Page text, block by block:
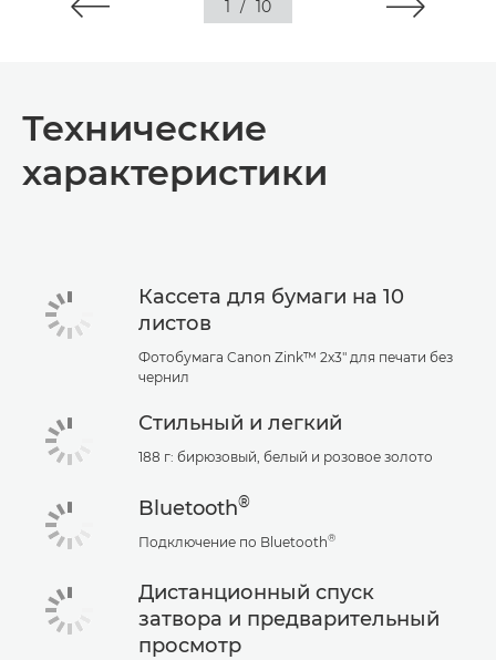
1 / 10
Технические
характеристики
Кассета для бумаги на 10
листов
Фотобумага Canon Zink™ 2x3" для печати без
чернил
Стильный и легкий
188 г: бирюзовый, белый и розовое золото
Bluetooth®
Подключение по Bluetooth®
Дистанционный спуск
затвора и предварительный
просмотр